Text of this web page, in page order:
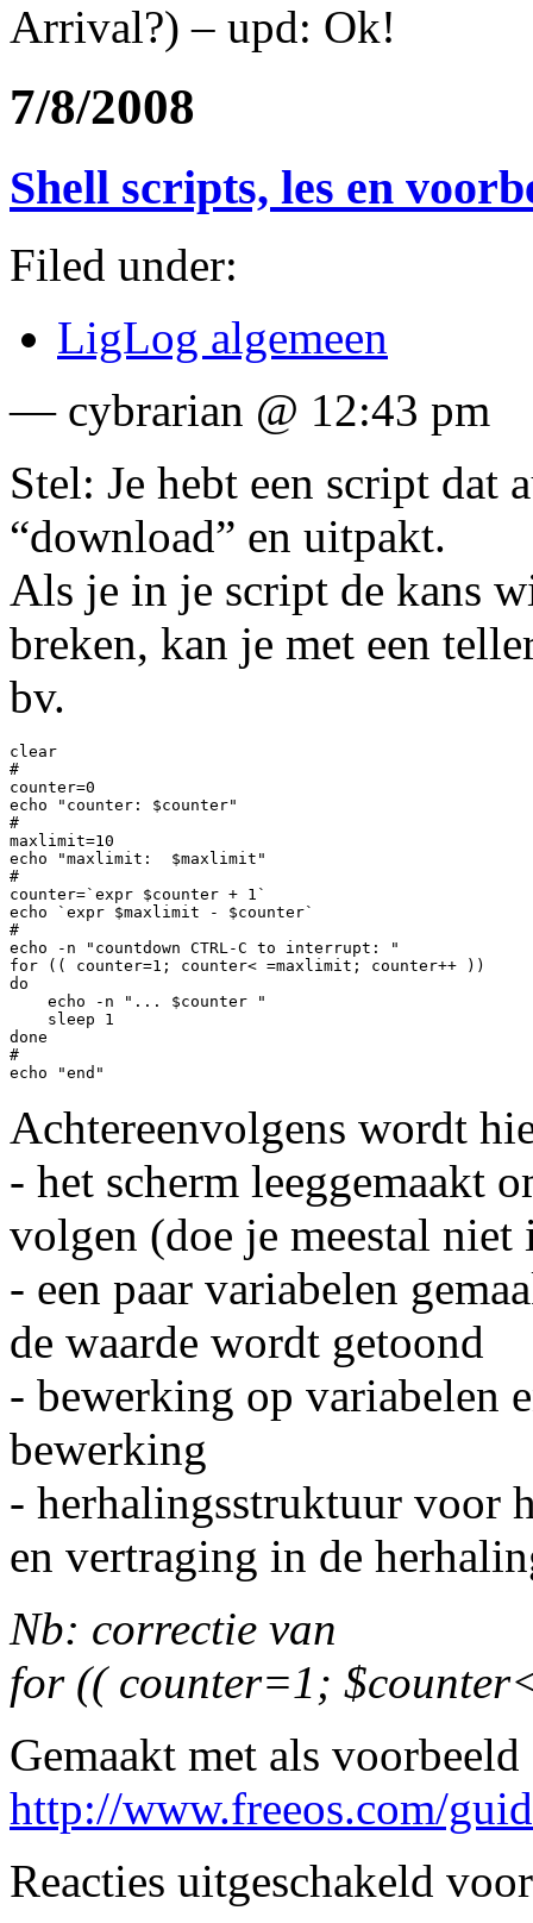
Arrival?) – upd: Ok!
7/8/2008
Shell scripts, les en
Filed under:
LigLog algemeen
— cybrarian @ 12:43 pm
Stel: Je hebt een script dat
“download” en uitpakt.
Als je in je script de kans
breken, kan je met een
bv.
clear
#
counter=0
echo "counter: $counter"
#
maxlimit=10
echo "maxlimit:  $maxlimit"
#
counter=`expr $counter + 1`
echo `expr $maxlimit - $counter`
#
echo -n "countdown CTRL-C to interrupt: "
for (( counter=1; counter< =maxlimit; counter++ ))
do
    echo -n "... $counter "
    sleep 1
done
#
Achtereenvolgens wordt
- het scherm leeggemaakt
volgen (doe je meestal niet
- een paar variabelen
de waarde wordt getoond
- bewerking op variabelen
bewerking
- herhalingsstruktuur voor
en vertraging in de
Nb: correctie van
for (( counter=1;
Gemaakt met als voorbeeld
http://www.freeos.com/
Reacties uitgeschakeld